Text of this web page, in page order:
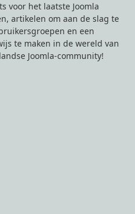
voor het laatste Joomla
artikelen om aan de slag te
en een
te maken in de wereld van
Joomla-community!